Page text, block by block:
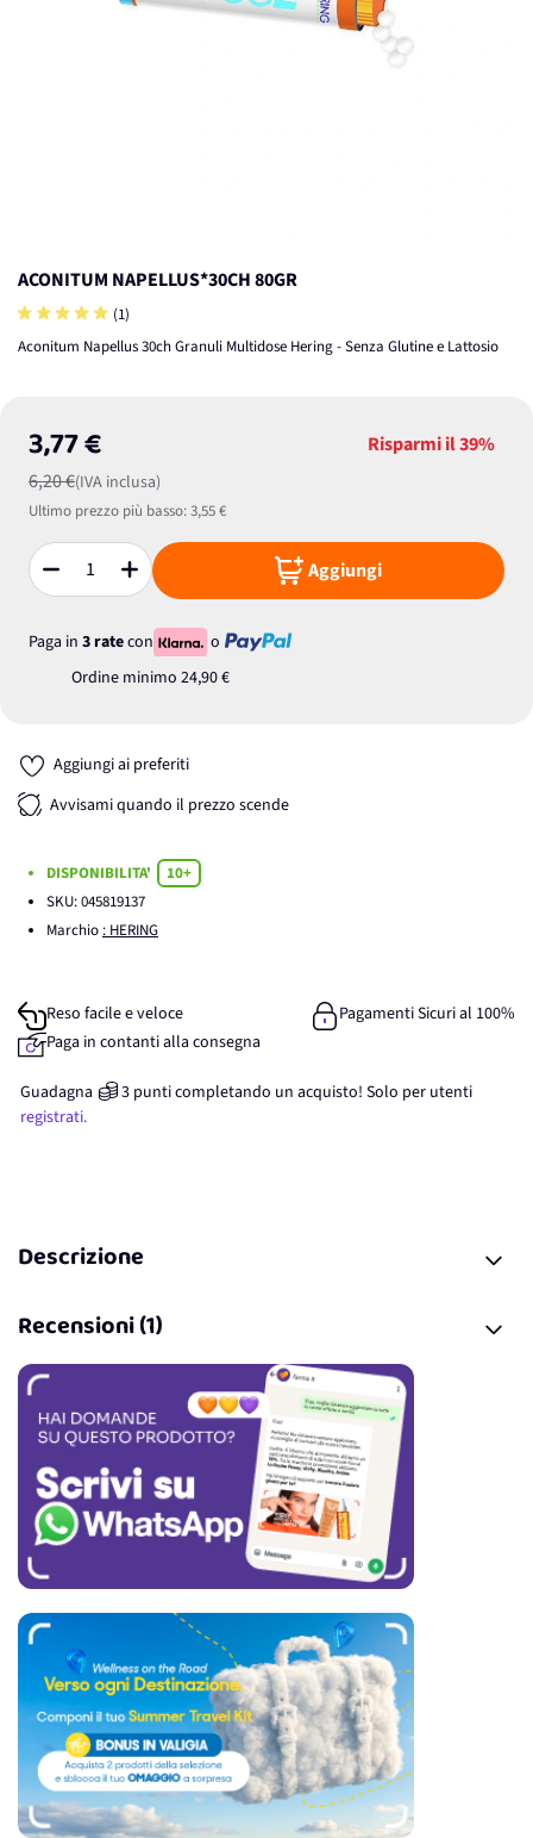
ACONITUM NAPELLUS*30CH 80GR
(1)
Aconitum Napellus 30ch Granuli Multidose Hering - Senza Glutine e Lattosio
3,77 €
6,20 €(IVA inclusa)
Risparmi il39%
Ultimo prezzo più basso:3,55 €
Quantità Aggiungi
Paga in 3 ratecon
o
Ordine minimo 24,90 €
Aggiungi ai preferiti
Avvisami quando il prezzo scende
DISPONIBILITA'
10+
SKU:045819137
Marchio : HERING
Reso facile e veloce
Pagamenti Sicuri al 100%
Paga in contanti alla consegna
Guadagna 3 punticompletando un acquisto! Solo per utenti
registrati.
Descrizione
Recensioni (1)